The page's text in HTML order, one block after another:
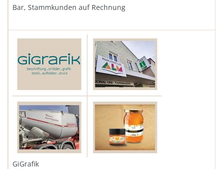
Bar, Stammkunden auf Rechnung
GiGrafik